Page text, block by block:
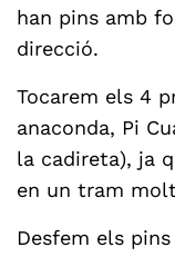
han pins amb
direcció.
Tocarem els 4
anaconda, Pi
la cadireta), ja
en un tram
Desfem els